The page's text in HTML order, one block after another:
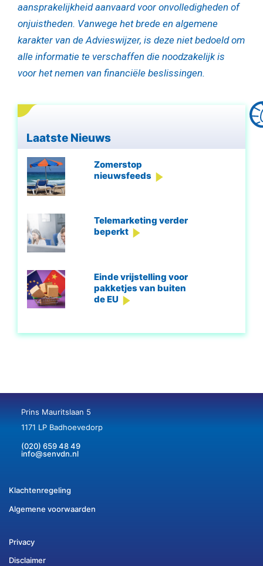
aansprakelijkheid aanvaard voor onvolledigheden of
onjuistheden. Vanwege het brede en algemene
karakter van de Advieswijzer, is deze niet bedoeld om
alle informatie te verschaffen die noodzakelijk is
voor het nemen van financiële beslissingen.
Laatste Nieuws
Zomerstop
nieuwsfeeds
Telemarketing verder
beperkt
Einde vrijstelling voor
pakketjes van buiten
de EU
Prins Mauritslaan 5
1171 LP Badhoevedorp
(020) 659 48 49
info@senvdn.nl
Klachtenregeling
Algemene voorwaarden
Privacy
Disclaimer